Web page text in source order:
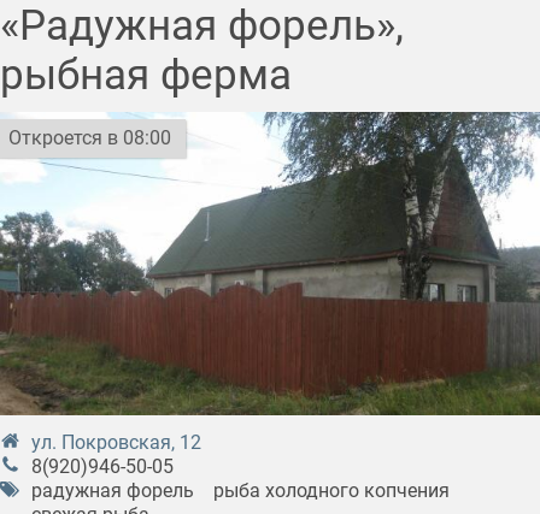
«Радужная форель»,
рыбная ферма
Откроется в 08:00
ул. Покровская, 12
8(920)946-50-05
радужная форель
рыба холодного копчения